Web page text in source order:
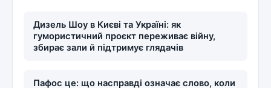
Дизель Шоу в Києві та Україні: як
гумористичний проєкт переживає війну,
збирає зали й підтримує глядачів
Пафос це: що насправді означає слово, коли